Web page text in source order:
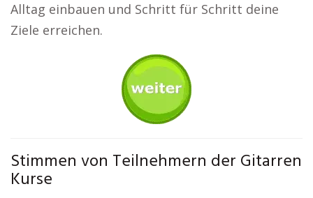
Alltag einbauen und Schritt für Schritt deine
Ziele erreichen.
Stimmen von Teilnehmern der Gitarren
Kurse